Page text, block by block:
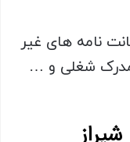
نامه های غیر
شغلی و …